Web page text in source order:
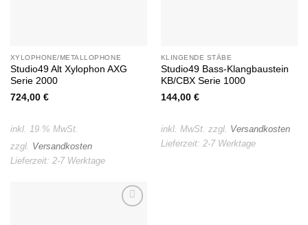
XYLOPHONE/METALLOPHONE
Studio49 Alt Xylophon AXG
Serie 2000
724,00 €
inkl. 19 % MwSt.
zzgl. Versandkosten
Lieferzeit: 2-7 Werktage
KLINGENDE STÄBE
Studio49 Bass-Klangbaustein
KB/CBX Serie 1000
144,00 €
inkl. MwSt. zzgl. Versandkosten
Lieferzeit: 2-7 Werktage